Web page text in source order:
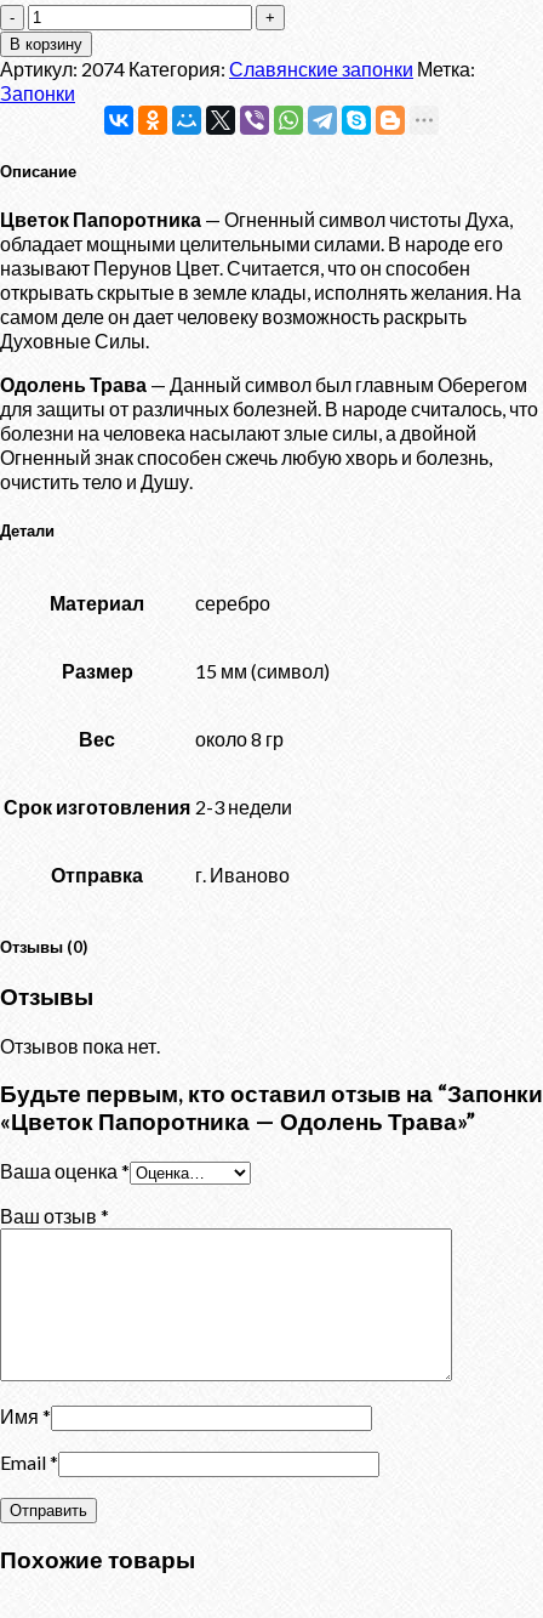
Количество
товара
Запонки
"Цветок
Папоротника
Трава"
В корзину
Артикул: 2074 Категория: Славянские запонки Метка:
Запонки
Описание
Цветок Папоротника — Огненный символ чистоты Духа,
обладает мощными целительными силами. В народе его
называют Перунов Цвет. Считается, что он способен
открывать скрытые в земле клады, исполнять желания. На
самом деле он дает человеку возможность раскрыть
Духовные Силы.
Одолень Трава — Данный символ был главным Оберегом
для защиты от различных болезней. В народе считалось, что
болезни на человека насылают злые силы, а двойной
Огненный знак способен сжечь любую хворь и болезнь,
очистить тело и Душу.
Детали
Материал серебро
Размер 15 мм (символ)
Вес около 8 гр
Срок изготовления 2-3 недели
Отправка г. Иваново
Отзывы (0)
Отзывы
Отзывов пока нет.
Будьте первым, кто оставил отзыв на “Запонки
«Цветок Папоротника — Одолень Трава»”
Ваша оценка *
Ваш отзыв *
Имя *
Email*
Похожие товары